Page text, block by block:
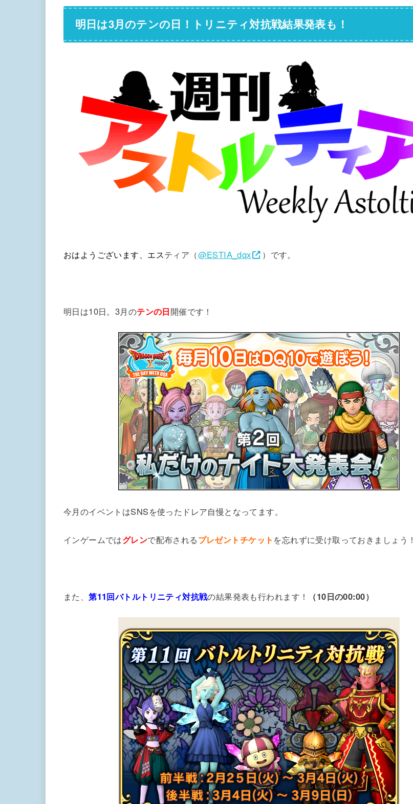
明日は3月のテンの日！トリニティ対抗戦結果発表も！
おはようございます、エスティア（@ESTIA_dqx ）です。
明日は10日。3月のテンの日開催です！
今月のイベントはSNSを使ったドレア自慢となってます。
インゲームではグレンで配布されるプレゼントチケット を忘れずに受け取っておきましょう！
また、第11回バトルトリニティ対抗戦の結果発表も行われます！ （10日の00:00）